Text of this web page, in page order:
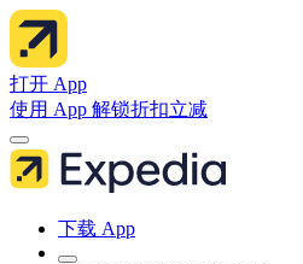
打开 App
使用 App 解锁折扣立减
下载 App